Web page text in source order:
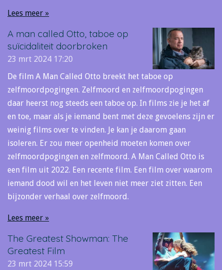
Lees meer »
A man called Otto, taboe op
suïcidaliteit doorbroken
23 mrt 2024 17:20
De film A Man Called Otto breekt het taboe op
zelfmoordpogingen. Zelfmoord en zelfmoordpogingen
daar heerst nog steeds een taboe op. In films zie je het af
en toe, maar als je iemand bent met deze gevoelens zijn er
weinig films over te vinden. Je kan je daarom gaan
isoleren. Er zou meer openheid moeten komen over
zelfmoordpogingen en zelfmoord. A Man Called Otto is
een film uit 2022. Een recente film. Een film over waarom
iemand dood wil en het leven niet meer ziet zitten. Een
bijzonder verhaal over zelfmoord.
Lees meer »
The Greatest Showman: The
Greatest Film
23 mrt 2024 15:59